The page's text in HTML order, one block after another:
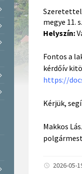
Szeretettel
megye 11.
Helyszín:
Fontos a
kérdőív
https://
Kérjük,
Makkos
2026-05-